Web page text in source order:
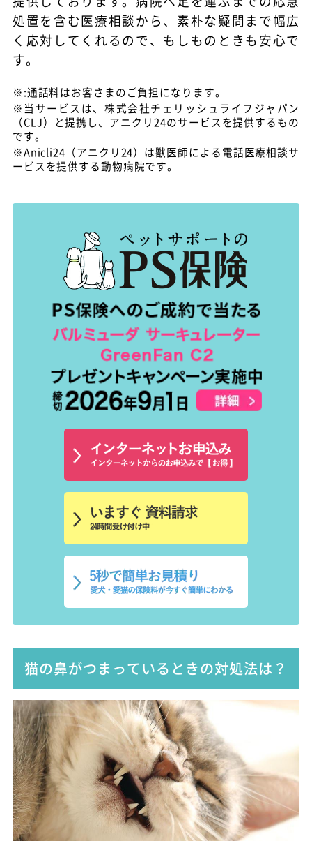
処置を含む医療相談から、素朴な疑問 まで幅広
く応対してくれるので、もしものときも安心で
す。
※:通話料はお客さまのご負担になります。
※当サービスは、株式会社チェリッシュライフジャパン
（CLJ）と提携し、アニクリ24のサービスを提供するもの
です。
※Anicli24（アニクリ24）は獣医師による電話医療相談サ
ービスを提供する動物病院です。
猫の鼻がつまっているときの対処法は？